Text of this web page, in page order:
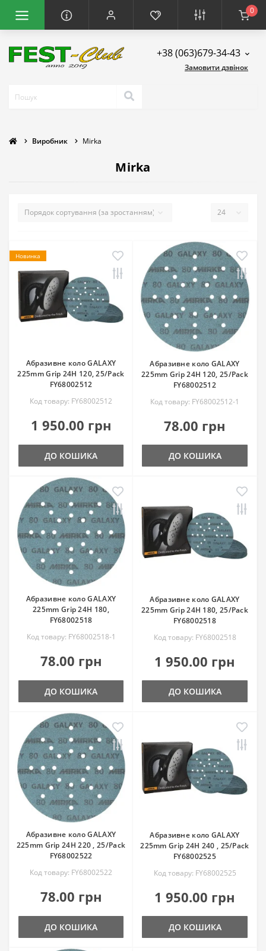
0
+38 (063)679-34-43
Замовити дзвінок
Виробник Mirka
Mirka
Новинка
Абразивне коло GALAXY
225mm Grip 24H 120, 25/Pack
FY68002512
Код товару: FY68002512
1 950.00 грн
ДО КОШИКА
Абразивне коло GALAXY
225mm Grip 24H 120, 25/Pack
FY68002512
Код товару: FY68002512-1
78.00 грн
ДО КОШИКА
Абразивне коло GALAXY
225mm Grip 24H 180,
FY68002518
Код товару: FY68002518-1
78.00 грн
ДО КОШИКА
Абразивне коло GALAXY
225mm Grip 24H 180, 25/Pack
FY68002518
Код товару: FY68002518
1 950.00 грн
ДО КОШИКА
Абразивне коло GALAXY
225mm Grip 24H 220 , 25/Pack
FY68002522
Код товару: FY68002522
78.00 грн
ДО КОШИКА
Абразивне коло GALAXY
225mm Grip 24H 240 , 25/Pack
FY68002525
Код товару: FY68002525
1 950.00 грн
ДО КОШИКА